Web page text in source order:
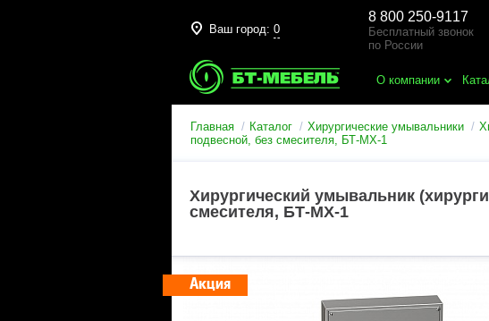
Ваш город: 0
8 800 250-9117
Бесплатный звонок
по России
О компании
Главная Каталог Хирургические умывальники
подвесной, без смесителя, БТ-МХ-1
Хирургический умывальник
смесителя, БТ-МХ-1
Акция